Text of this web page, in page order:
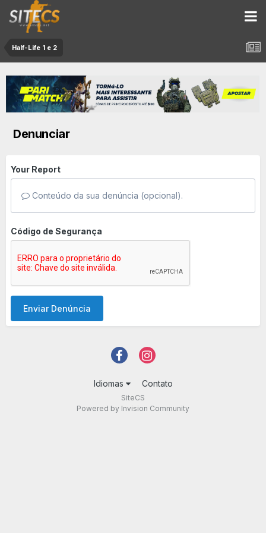
Half-Life 1 e 2
Denunciar
Your Report
Conteúdo da sua denúncia (opcional).
Código de Segurança
Enviar Denúncia
Idiomas Contato
SiteCS
Powered by Invision Community